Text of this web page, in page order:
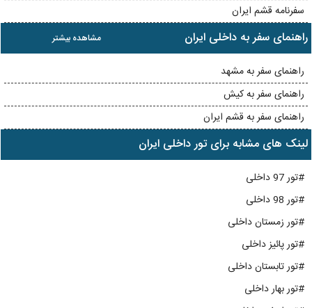
سفرنامه قشم ایران
مشاهده بیشتر راهنمای سفر به داخلی ایران
راهنمای سفر به مشهد
راهنمای سفر به کیش
راهنمای سفر به قشم ایران
لینک های مشابه برای تور داخلی ایران
#تور 97 داخلی
#تور 98 داخلی
#تور زمستان داخلی
#تور پائیز داخلی
#تور تابستان داخلی
#تور بهار داخلی